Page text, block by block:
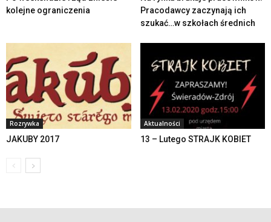
kolejne ograniczenia
Pracodawcy zaczynają ich
szukać…w szkołach średnich
Rozrywka
JAKUBY 2017
Aktualności
13 – Lutego STRAJK KOBIET